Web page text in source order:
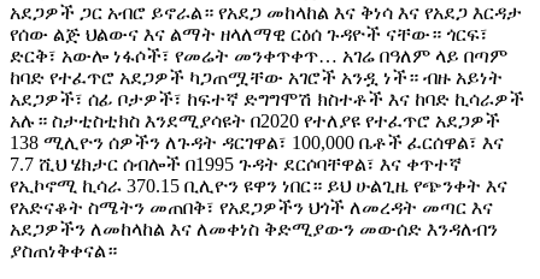
አደጋዎች ጋር አብሮ ይኖራል። የአደጋ መከላከል እና ቅነሳ እና የአደጋ እርዳታ
የሰው ልጅ ህልውና እና ልማት ዘላለማዊ ርዕሰ ጉዳዮች ናቸው። ጎርፍ፣
ድርቅ፣ አውሎ ነፋሶች፣ የመሬት መንቀጥቀጥ… አገሬ በዓለም ላይ በጣም
ከባድ የተፈጥሮ አደጋዎች ካጋጠሟቸው አገሮች አንዷ ነች። ብዙ አይነት
አደጋዎች፣ ሰፊ ቦታዎች፣ ከፍተኛ ድግግሞሽ ክስተቶች እና ከባድ ኪሳራዎች
አሉ። ስታቲስቲክስ እንደሚያሳዩት በ2020 የተለያዩ የተፈጥሮ አደጋዎች
138 ሚሊዮን ሰዎችን ለጉዳት ዳርገዋል፣ 100,000 ቤቶች ፈርሰዋል፣ እና
7.7 ሺህ ሄክታር ሰብሎች በ1995 ጉዳት ደርሶባቸዋል፣ እና ቀጥተኛ
የኢኮኖሚ ኪሳራ 370.15 ቢሊዮን ዩዋን ነበር። ይህ ሁልጊዜ የጭንቀት እና
የአድናቆት ስሜትን መጠበቅ፣ የአደጋዎችን ህጎች ለመረዳት መጣር እና
አደጋዎችን ለመከላከል እና ለመቀነስ ቅድሚያውን መውሰድ እንዳለብን
ያስጠነቅቀናል።